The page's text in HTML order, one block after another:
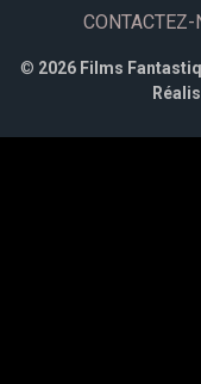
CONTACTEZ-
© 2026 Films